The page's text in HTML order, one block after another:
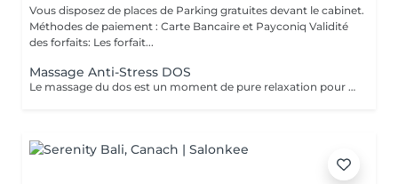
Vous disposez de places de Parking gratuites devant le cabinet.
Méthodes de paiement : Carte Bancaire et Payconiq Validité
des forfaits: Les forfait...
Massage Anti-Stress DOS
Le massage du dos est un moment de pure relaxation pour soulager cette zone sensible aux tensions générées par le stress et la fatigue. Ce soin relaxant favorise le lâcher-prise. Le massage commence par des mouvements de lissage (des caresses sur le dos effectuées avec la pulpe des doigts). On enchaîne ensuite avec des manuvres plus chauffantes pour travailler les muscles superficiels. Enfin, on exerce des mouvements de pétrissage, plus vifs, qui permettent de s'attaquer aux muscles profonds et de désengorger les tensions et de dénouer les nuds.